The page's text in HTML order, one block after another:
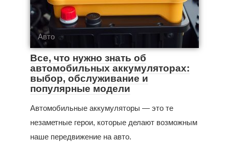
Авто
Все, что нужно знать об
автомобильных аккумуляторах:
выбор, обслуживание и
популярные модели
Автомобильные аккумуляторы — это те
незаметные герои, которые делают возможным
наше передвижение на авто.